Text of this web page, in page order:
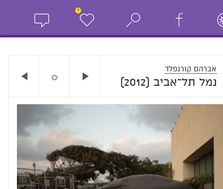
+
אברהם קורנפלד
נמל תל־אביב (2012) ☼